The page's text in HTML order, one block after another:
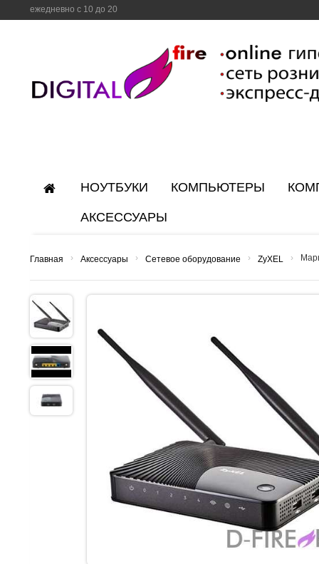
ежедневно с 10 до 20
НОУТБУКИ КОМПЬЮТЕРЫ
АКСЕССУАРЫ
Главная › Аксессуары › Сетевое оборудование › ZyXEL ›